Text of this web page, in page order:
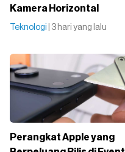
Kamera Horizontal
Teknologi | 3 hari yang lalu
Perangkat Apple yang